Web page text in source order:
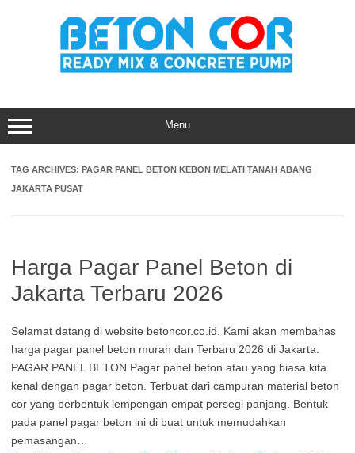
Menu
TAG ARCHIVES: PAGAR PANEL BETON KEBON MELATI TANAH ABANG
JAKARTA PUSAT
Harga Pagar Panel Beton di
Jakarta Terbaru 2026
Selamat datang di website betoncor.co.id. Kami akan membahas
harga pagar panel beton murah dan Terbaru 2026 di Jakarta.
PAGAR PANEL BETON Pagar panel beton atau yang biasa kita
kenal dengan pagar beton. Terbuat dari campuran material beton
cor yang berbentuk lempengan empat persegi panjang. Bentuk
pada panel pagar beton ini di buat untuk memudahkan
pemasangan…